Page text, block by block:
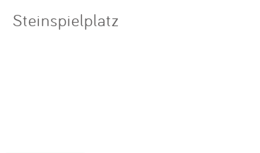
Steinspielplatz